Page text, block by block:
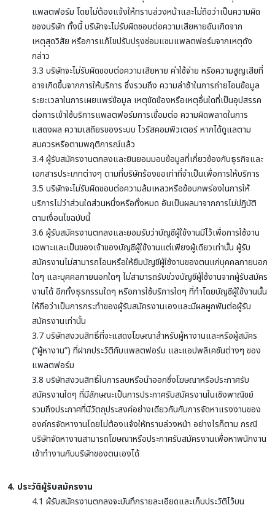
แพลตฟอร์ม โดยไม่ต้องแจ้งให้ทราบล่วงหน้าและไม่ถือว่าเป็นความผิด
ของบริษัท ทั้งนี้ บริษัทจะไม่รับผิดชอบต่อความเสียหายอันเกิดจาก
เหตุสุดวิสัย หรือการแก้ไขปรับปรุงซ่อมแซมแพลตฟอร์มจากเหตุดัง
กล่าว
3.3 บริษัทจะไม่รับผิดชอบต่อความเสียหาย ค่าใช้จ่าย หรือความสูญเสียที่
อาจเกิดขึ้นจากการให้บริการ ซึ่งรวมถึง ความล่าช้าในการถ่ายโอนข้อมูล
ระยะเวลาในการเผยแพร่ข้อมูล เหตุขัดข้องหรือเหตุอื่นใดที่เป็นอุปสรรค
ต่อการเข้าใช้บริการแพลตฟอร์มการเชื่อมต่อ ความผิดพลาดในการ
แสดงผล ความเสถียรของระบบ ไวรัสคอมพิวเตอร์ หากได้ดูแลตาม
สมควรหรือตามพฤติการณ์แล้ว
3.4 ผู้รับสมัครงานตกลงและยินยอมมอบข้อมูลที่เกี่ยวข้องกับธุรกิจและ
เอกสารประเภทต่างๆ ตามที่บริษัทร้องขอเท่าที่จำเป็นเพื่อการให้บริการ
3.5 บริษัทจะไม่รับผิดชอบต่อความล้มเหลวหรือข้อบกพร่องในการให้
บริการไม่ว่าส่วนใดส่วนหนึ่งหรือทั้งหมด อันเป็นผลมาจากการไม่ปฏิบัติ
ตามเงื่อนไขฉบับนี้
3.6 ผู้รับสมัครงานตกลงและยอมรับว่าบัญชีผู้ใช้งานมีไว้เพื่อการใช้งาน
เฉพาะและเป็นของเจ้าของบัญชีผู้ใช้งานแต่เพียงผู้เดียวเท่านั้น ผู้รับ
สมัครงานไม่สามารถโอนหรือให้ยืมบัญชีผู้ใช้งานของตนแก่บุคคลภายนอก
ใดๆ และบุคคลภายนอกใดๆ ไม่สามารถรับช่วงบัญชีผู้ใช้งานจากผู้รับสมัคร
งานได้ อีกทั้งธุรกรรมใดๆ หรือการใช้บริการใดๆ ที่ทำโดยบัญชีผู้ใช้งานนั้น
ให้ถือว่าเป็นการกระทำของผู้รับสมัครงานเองและมีผลผูกพันต่อผู้รับ
สมัครงานเท่านั้น
3.7 บริษัทสงวนสิทธิ์ที่จะแสดงโฆษณาสำหรับผู้หางานและหรือผู้สมัคร
(“ผู้หางาน”) ที่ฝากประวัติกับแพลตฟอร์ม และแอปพลิเคชันต่างๆ ของ
แพลตฟอร์ม
3.8 บริษัทสงวนสิทธิ์ในการลบหรือนำออกซึ่งโฆษณาหรือประกาศรับ
สมัครงานใดๆ ที่มีลักษณะเป็นการประกาศรับสมัครงานในเชิงพาณิชย์
รวมถึงประกาศที่มีวัตถุประสงค์อย่างเดียวกันกับการจัดหาแรงงานของ
องค์กรจัดหางานโดยไม่ต้องแจ้งให้ทราบล่วงหน้า อย่างไรก็ตาม กรณี
บริษัทจัดหางานสามารถโฆษณาหรือประกาศรับสมัครงานเพื่อหาพนักงาน
เข้าทำงานกับบริษัทของตนเองได้
4. ประวัติผู้รับสมัครงาน
4.1 ผู้รับสมัครงานตกลงจะบันทึกรายละเอียดและเก็บประวัติไว้บน